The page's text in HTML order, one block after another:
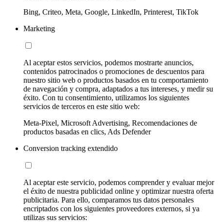
Bing, Criteo, Meta, Google, LinkedIn, Printerest, TikTok
Marketing
Al aceptar estos servicios, podemos mostrarte anuncios,
contenidos patrocinados o promociones de descuentos para
nuestro sitio web o productos basados en tu comportamiento
de navegación y compra, adaptados a tus intereses, y medir su
éxito. Con tu consentimiento, utilizamos los siguientes
servicios de terceros en este sitio web:
Meta-Pixel, Microsoft Advertising, Recomendaciones de
productos basadas en clics, Ads Defender
Conversion tracking extendido
Al aceptar este servicio, podemos comprender y evaluar mejor
el éxito de nuestra publicidad online y optimizar nuestra oferta
publicitaria. Para ello, comparamos tus datos personales
encriptados con los siguientes proveedores externos, si ya
utilizas sus servicios: